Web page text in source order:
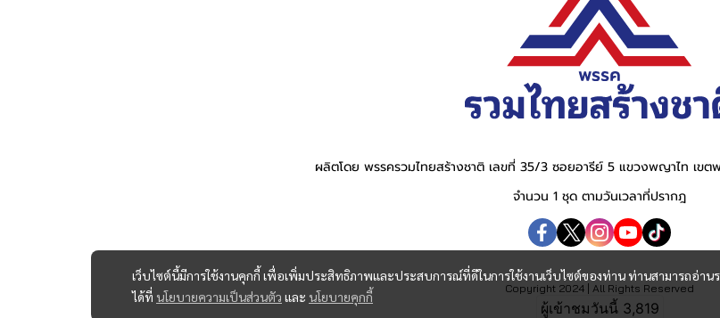
เว็บไซต์นี้มีการใช้งานคุกกี้ เพื่อเพิ่มประสิทธิภาพและประสบการณ์ที่ดีในการใช้งานเว็บไซต์ของท่าน ท่านสามารถอ่านร
ได้ที่ นโยบายความเป็นส่วนตัว และ นโยบายคุกกี้
ผลิตโดย พรรครวมไทยสร้างชาติ เลขที่ 35/3 ซอยอารีย์ 5 แขวงพญาไท เข
จำนวน 1 ชุด ตามวันเวลาที่ปรากฎ
Copyright 2024 | All Rights Reserved
ผู้เข้าชมวันนี้ 3,819